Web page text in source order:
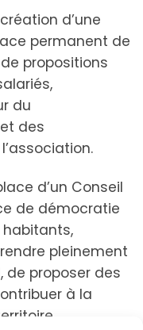
d’une
permanent de
propositions
du
des
d’un Conseil
de démocratie
pleinement
de proposer des
à la